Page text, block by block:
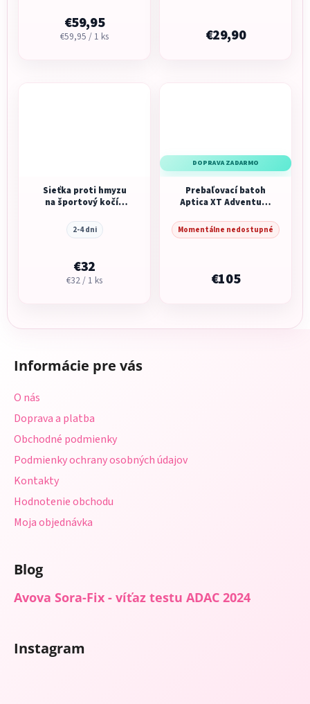
€59,95
Jednotková
€59,95 / 1 ks €29,90
Sieťka proti hmyzu
na športový kočík
2-4 dni
€32
Jednotková
€32 / 1 ks
DOPRAVA ZADARMO
Prebaľovací batoh
Aptica XT Adventure
Momentálne nedostupné
€105
Informácie pre vás
O nás
Doprava a platba
Obchodné podmienky
Podmienky ochrany osobných údajov
Kontakty
Hodnotenie obchodu
Moja objednávka
Blog
Avova Sora-Fix - víťaz testu ADAC 2024
Instagram